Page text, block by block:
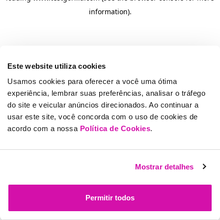
Este website utiliza cookies
Usamos cookies para oferecer a você uma ótima
experiência, lembrar suas preferências, analisar o tráfego
do site e veicular anúncios direcionados. Ao continuar a
usar este site, você concorda com o uso de cookies de
acordo com a nossa Política de Cookies.
Mostrar detalhes
Permitir todos
information).